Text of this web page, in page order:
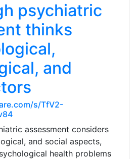
psychiatric
thinks
and
s/TfV2-
assessment considers
and social aspects,
health problems